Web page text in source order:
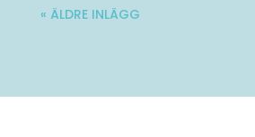
« ÄLDRE INLÄGG